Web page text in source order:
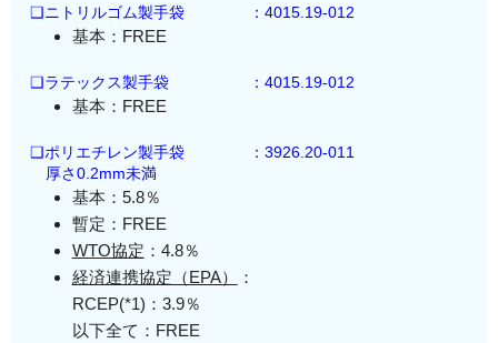
❑ニトリルゴム製手袋 ：4015.19-012
基本：FREE
❑ラテックス製手袋 ：4015.19-012
基本：FREE
❑ポリエチレン製手袋
：3926.20-011
厚さ0.2mm未満
基本：5.8％
暫定：FREE
WTO協定 ：4.8％
経済連携協定（EPA）
：
RCEP(*1)：3.9％
以下全て：FREE